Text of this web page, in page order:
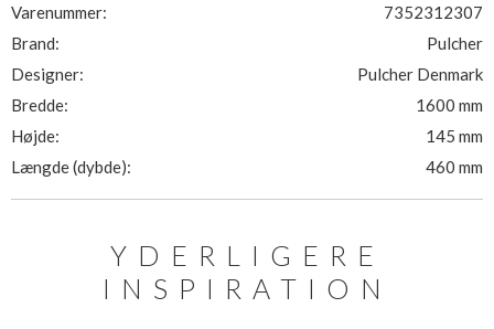
Varenummer:
7352312307
Brand:
Pulcher
Designer:
Pulcher Denmark
Bredde:
1600 mm
Højde:
145 mm
Længde (dybde):
460 mm
YDERLIGERE
INSPIRATION